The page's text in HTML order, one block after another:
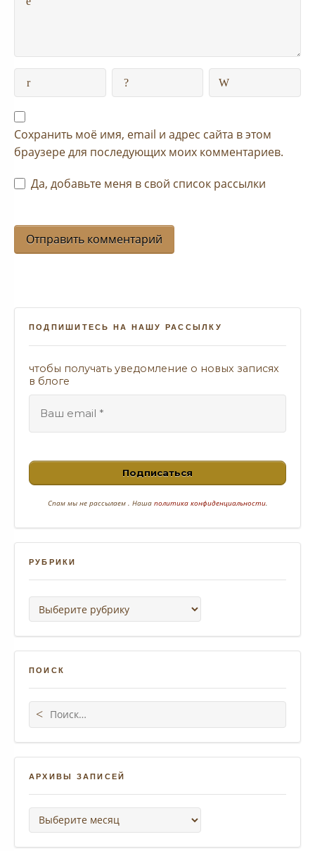
Сохранить моё имя, email и адрес сайта в этом
браузере для последующих моих комментариев.
Да, добавьте меня в свой список рассылки
ПОДПИШИТЕСЬ НА НАШУ РАССЫЛКУ
чтобы получать уведомление о новых записях
в блоге
Спам мы не рассылаем . Наша политика конфиденциальности.
РУБРИКИ
Рубрики
ПОИСК
Поиск:
АРХИВЫ ЗАПИСЕЙ
Архивы записей